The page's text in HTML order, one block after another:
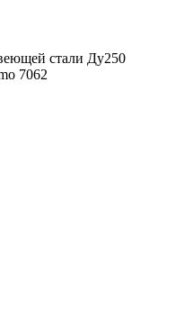
стали Ду250
7062